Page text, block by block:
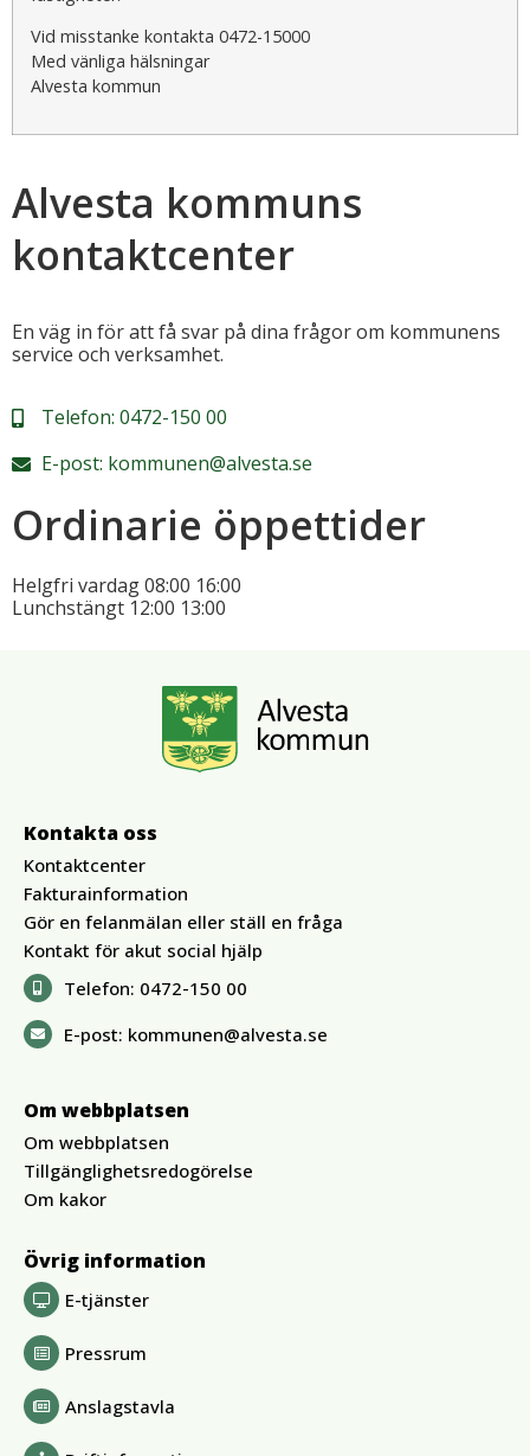
Vid misstanke kontakta 0472-15000
Med vänliga hälsningar
Alvesta kommun
Alvesta kommuns
kontaktcenter
En väg in för att få svar på dina frågor om kommunens
service och verksamhet.
Telefon: 0472-150 00
E-post: kommunen@alvesta.se
Ordinarie öppettider
Helgfri vardag08:00 16:00
Lunchstängt 12:00 13:00
Kontakta oss
Kontaktcenter
Fakturainformation
Gör en felanmälan eller ställ en fråga
Kontakt för akut social hjälp
Telefon: 0472-150 00
E-post: kommunen@alvesta.se
Om webbplatsen
Om webbplatsen
Tillgänglighetsredogörelse
Om kakor
Övrig information
E-tjänster
Pressrum
Anslagstavla